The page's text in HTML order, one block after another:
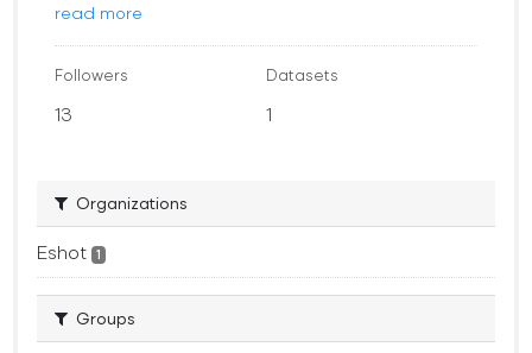
read more
Followers
13
Datasets
1
Organizations
Eshot 1
Groups